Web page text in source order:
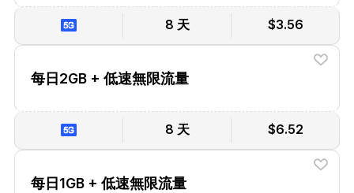
8 天 $3.56
每日2GB + 低速無限流量
8 天 $6.52
每日1GB + 低速無限流量